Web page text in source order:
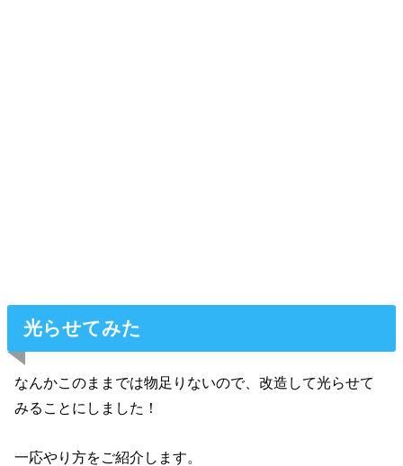
光らせてみた
なんかこのままでは物足りないので、改造して光らせて
みることにしました！
一応やり方をご紹介します。